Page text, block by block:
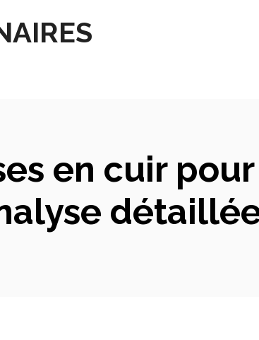
en cuir